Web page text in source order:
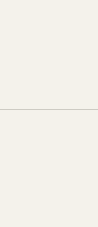
ださい。